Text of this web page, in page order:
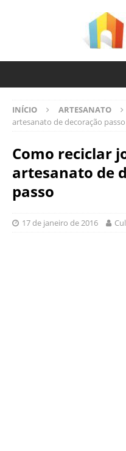
INÍCIO ARTESANATO
artesanato de decoração
Como reciclar
artesanato de
passo
17 de janeiro de 2016